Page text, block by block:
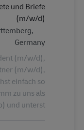
und Briefe
(m/w/d)
الموقع
Germany
(m/w/d),
(m/w/d),
einfach so
zu uns als
unterst...